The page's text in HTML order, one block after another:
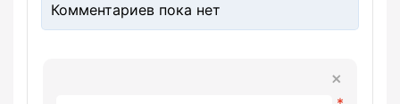
Комментариев пока нет